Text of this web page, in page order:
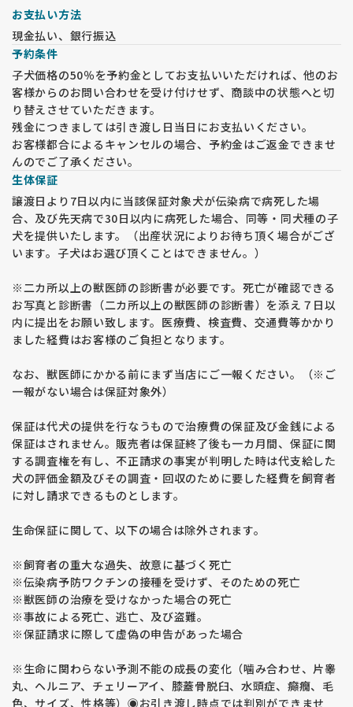
お支払い方法
現金払い、銀行振込
予約条件
子犬価格の50％を予約金としてお支払いいただければ、他のお
客様からのお問い合わせを受け付けせず、商談中の状態へと切
り替えさせていただきます。
残金につきましては引き渡し日当日にお支払いください。
お客様都合によるキャンセルの場合、予約金はご返金できませ
んのでご了承ください。
生体保証
譲渡日より7日以内に当該保証対象犬が伝染病で病死した場
合、及び先天病で30日以内に病死した場合、同等・同犬種の子
犬を提供いたします。（出産状況によりお待ち頂く場合がござ
います。子犬はお選び頂くことはできません。）
※二カ所以上の獣医師の診断書が必要です。死亡が確認できる
お写真と診断書（二カ所以上の獣医師の診断書）を添え７日以
内に提出をお願い致します。医療費、検査費、交通費等かかり
ました経費はお客様のご負担となります。
なお、獣医師にかかる前にまず当店にご一報ください。（※ご
一報がない場合は保証対象外）
保証は代犬の提供を行なうもので治療費の保証及び金銭による
保証はされません。販売者は保証終了後も一カ月間、保証に関
する調査権を有し、不正請求の事実が判明した時は代支給した
犬の評価金額及びその調査・回収のために要した経費を飼育者
に対し請求できるものとします。
生命保証に関して、以下の場合は除外されます。
※飼育者の重大な過失、故意に基づく死亡
※伝染病予防ワクチンの接種を受けず、そのための死亡
※獣医師の治療を受けなかった場合の死亡
※事故による死亡、逃亡、及び盗難。
※保証請求に際して虚偽の申告があった場合
※生命に関わらない予測不能の成長の変化（噛み合わせ、片睾
丸、ヘルニア、チェリーアイ、膝蓋骨脱臼、水頭症、癲癇、毛
色、サイズ、性格等）◉お引き渡し時点では判別ができませ